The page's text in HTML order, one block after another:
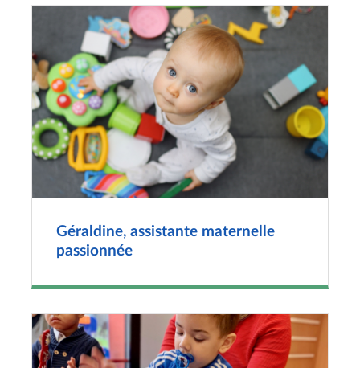
Géraldine, assistante maternelle
passionnée